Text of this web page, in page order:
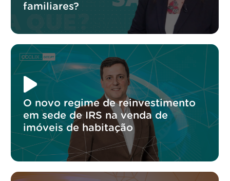
familiares?
O novo regime de reinvestimento
em sede de IRS na venda de
imóveis de habitação